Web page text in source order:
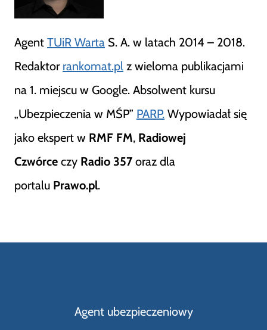
Agent TUiR Warta S. A. w latach 2014 – 2018.
Redaktor rankomat.pl z wieloma publikacjami
na 1. miejscu w Google. Absolwent kursu
„Ubezpieczenia w MŚP” PARP. Wypowiadał się
jako ekspert w RMF FM, Radiowej
Czwórce czy Radio 357 oraz dla
portalu Prawo.pl.
Agent ubezpieczeniowy